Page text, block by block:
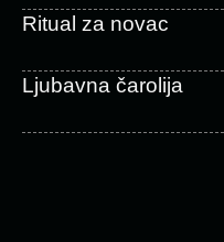
Ritual za novac
Ljubavna čarolija